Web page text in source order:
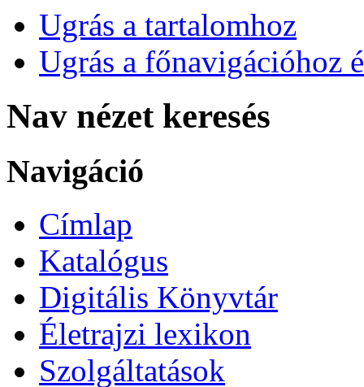
Ugrás a tartalomhoz
Ugrás a főnavigációhoz
Nav nézet keresés
Navigáció
Címlap
Katalógus
Digitális Könyvtár
Életrajzi lexikon
Szolgáltatások